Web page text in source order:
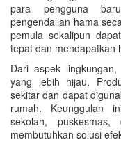
para pengguna
pengendalian hama
pemula sekalipun
tepat dan mendapatkan
Dari aspek
yang lebih hijau.
sekitar dan dapat
rumah. Keunggulan
sekolah,
membutuhkan solusi